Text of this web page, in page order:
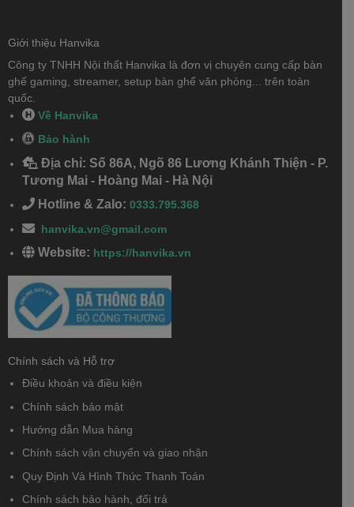
Giới thiệu Hanvika
Công ty TNHH Nội thất Hanvika là đơn vị chuyên cung cấp bàn
ghế gaming, streamer, setup bàn ghế văn phòng... trên toàn
quốc.
Về Hanvika
Bảo hành
Địa chỉ: Số 86A, Ngõ 86 Lương Khánh Thiện - P.
Tương Mai - Hoàng Mai - Hà Nội
Hotline & Zalo: 0333.795.368
hanvika.vn@gmail.com
Website: https://hanvika.vn
Chính sách và Hỗ trợ
Điều khoản và điều kiện
Chính sách bảo mật
Hướng dẫn Mua hàng
Chính sách vận chuyển và giao nhận
Quy Định Và Hình Thức Thanh Toán
Chính sách bảo hành, đổi trả